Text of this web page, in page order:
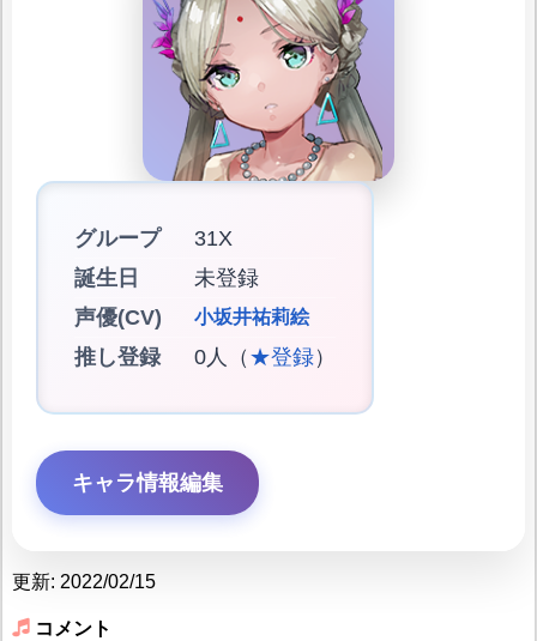
グループ
31X
誕生日
未登録
声優(CV)
小坂井祐莉絵
推し登録 0人（ ★登録）
キャラ情報編集
更新: 2022/02/15
コメント